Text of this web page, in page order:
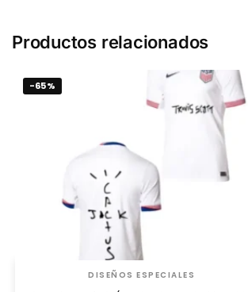
Productos relacionados
-65%
DISEÑOS ESPECIALES